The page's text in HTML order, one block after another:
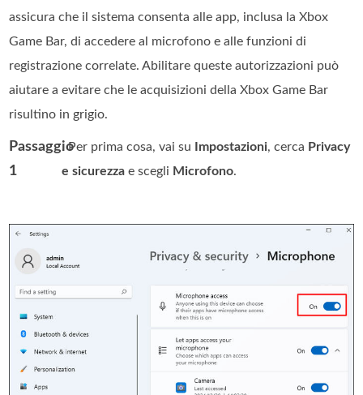
assicura che il sistema consenta alle app, inclusa la Xbox
Game Bar, di accedere al microfono e alle funzioni di
registrazione correlate. Abilitare queste autorizzazioni può
aiutare a evitare che le acquisizioni della Xbox Game Bar
risultino in grigio.
Passaggio
1
. Per prima cosa, vai su Impostazioni, cerca Privacy
e sicurezza e scegli Microfono.